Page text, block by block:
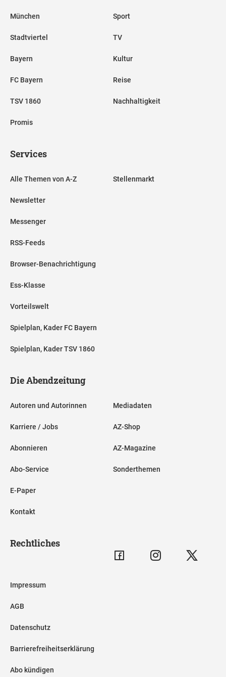
München
Stadtviertel
Bayern
FC Bayern
TSV 1860
Promis
Sport
TV
Kultur
Reise
Nachhaltigkeit
Services
Alle Themen von A-Z
Newsletter
Messenger
RSS-Feeds
Browser-Benachrichtigung
Ess-Klasse
Vorteilswelt
Spielplan, Kader FC Bayern
Spielplan, Kader TSV 1860
Stellenmarkt
Die Abendzeitung
Autoren und Autorinnen
Karriere / Jobs
Abonnieren
Abo-Service
E-Paper
Kontakt
Mediadaten
AZ-Shop
AZ-Magazine
Sonderthemen
Rechtliches
Impressum
AGB
Datenschutz
Barrierefreiheitserklärung
Abo kündigen